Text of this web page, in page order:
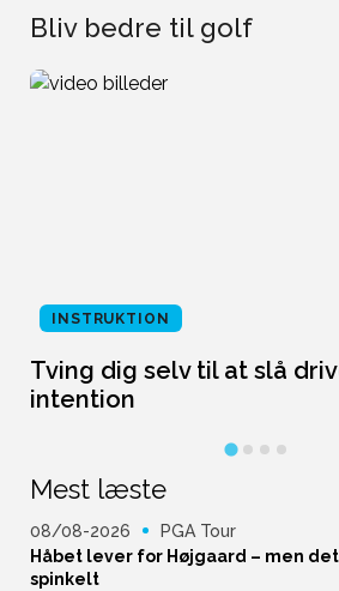
Bliv bedre til golf
INSTRUKTION
Tving dig selv til at slå
intention
Mest læste
08/08-2026
PGA Tour
Håbet lever for Højgaard – men
spinkelt